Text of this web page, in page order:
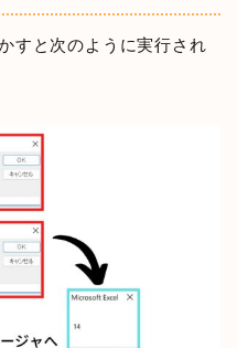
すと次のように実行され